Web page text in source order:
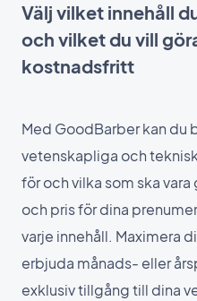
Välj vilket innehåll
och vilket du vill
kostnadsfritt
Med GoodBarber kan du
vetenskapliga och
för och vilka som ska
och pris för dina
varje innehåll. Maximera
erbjuda månads- eller
exklusiv tillgång till dina